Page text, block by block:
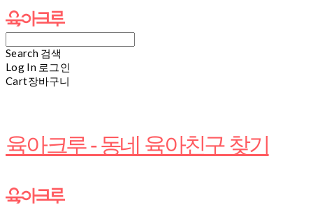
Search 검색
Log In 로그인
Cart장바구니
육아크루 - 동네 육아친구 찾기